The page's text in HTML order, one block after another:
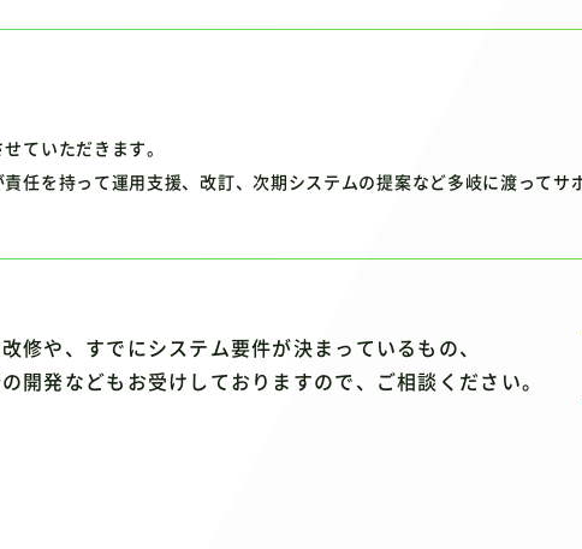
ていただきます。
任を持って運用支援、改訂、次期システムの提案など多岐に渡ってサ
修や、すでにシステム要件が決まっているもの、
開発などもお受けしておりますので、ご相談ください。